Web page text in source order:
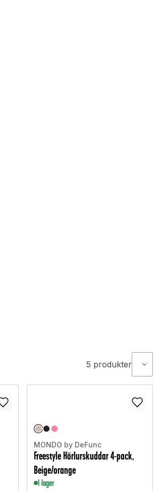
5 produkter
MONDO by DeFunc
Freestyle Hörlurskuddar 4-pack,
Beige/orange
I lager